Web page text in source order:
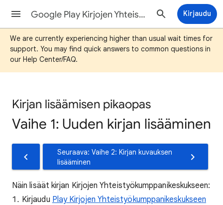
Google Play Kirjojen Yhteistyökumppanikeskuksen ohjeet Kirjaudu
We are currently experiencing higher than usual wait times for
support. You may find quick answers to common questions in
our Help Center/FAQ.
Kirjan lisäämisen pikaopas
Vaihe 1: Uuden kirjan lisääminen
Seuraava: Vaihe 2: Kirjan kuvauksen
lisääminen
Näin lisäät kirjan Kirjojen Yhteistyökumppanikeskukseen:
Kirjaudu Play Kirjojen Yhteistyökumppanikeskukseen